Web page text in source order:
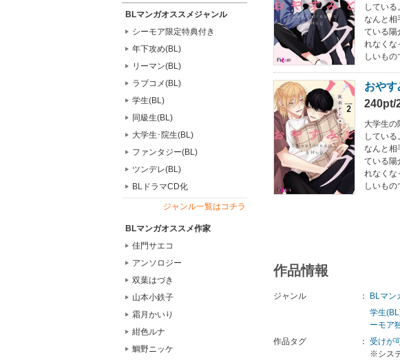
BLマンガオススメジャンル
シーモア限定特典付き
年下攻め(BL)
リーマン(BL)
ラブコメ(BL)
学生(BL)
同級生(BL)
大学生･院生(BL)
ファンタジー(BL)
ツンデレ(BL)
BLドラマCD化
ジャンル一覧はコチラ
BLマンガオススメ作家
佳門サエコ
アンソロジー
双葉はづき
山本小鉄子
霜月かいり
紺色ルナ
鯛野ニッケ
してい
なんと相
ている陽
れなくな
しいも
おや
240pt/
大学生の
してい
なんと相
ている陽
れなくな
しいも
作品情報
ジャンル ：
BLマン
学生
ーモア
作品タグ
： 受けが
※シス